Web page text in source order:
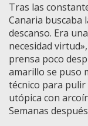
Tras las
Canaria buscaba
descanso. Era
necesidad
prensa poco
amarillo se puso
técnico para
utópica con
Semanas